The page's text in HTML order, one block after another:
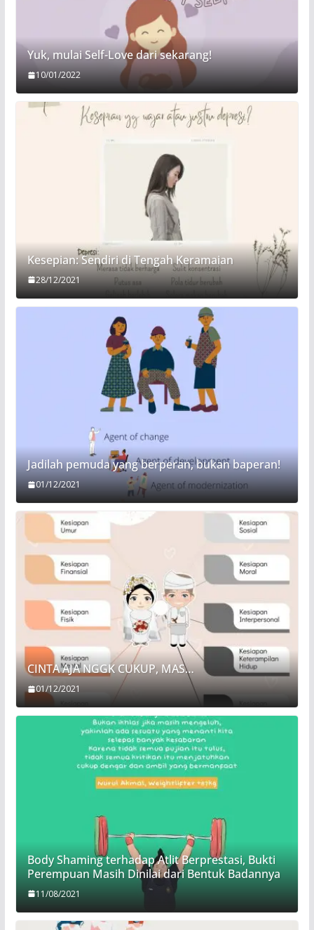
Yuk, mulai Self-Love dari sekarang!
10/01/2022
Kesepian: Sendiri di Tengah Keramaian
28/12/2021
Jadilah pemuda yang berperan, bukan baperan!
01/12/2021
CINTA AJA NGGK CUKUP, MAS…
01/12/2021
Body Shaming terhadap Atlit Berprestasi, Bukti
Perempuan Masih Dinilai dari Bentuk Badannya
11/08/2021